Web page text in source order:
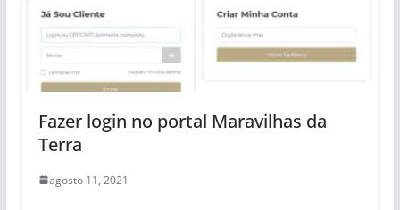
Fazer login no portal Maravilhas da
Terra
agosto 11, 2021